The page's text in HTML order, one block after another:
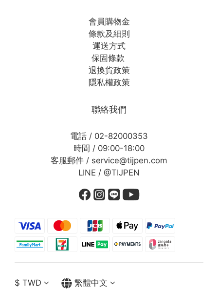
會員購物金
條款及細則
運送方式
保固條款
退換貨政策
隱私權政策
聯絡我們
電話 / 02-82000353
時間 / 09:00-18:00
客服郵件 / service@tijpen.com
LINE / @TIJPEN
$ TWD 繁體中文